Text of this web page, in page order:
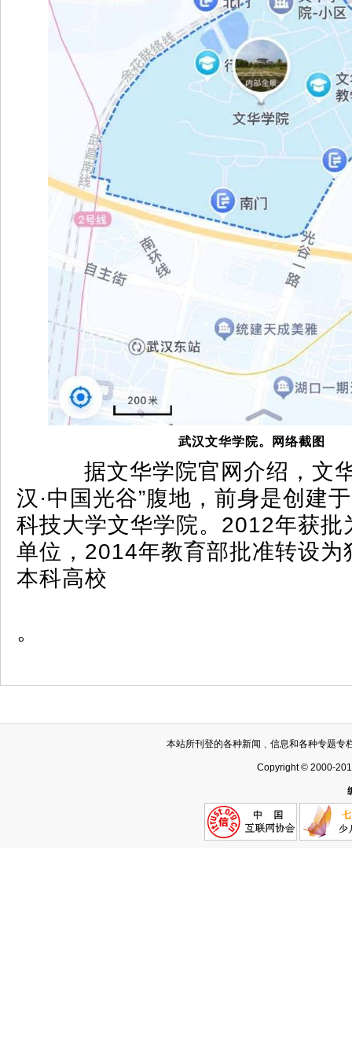
武汉文华学院。网络截图
据文华学院官网介绍，文华
汉·中国光谷”腹地，前身是创建
科技大学文华学院。2012年获批
单位，2014年教育部批准转设为
本科高校
。
本站所刊登的各种新闻﹑信息和各种专题专
Copyright © 2000-